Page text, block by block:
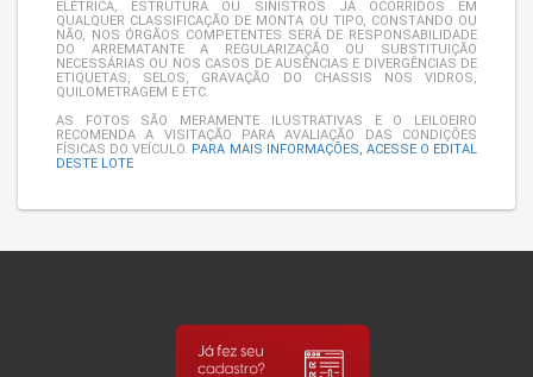
ELÉTRICA, ESTRUTURA OU SINISTROS JÁ OCORRIDOS EM
QUALQUER CLASSIFICAÇÃO DE MONTA OU TIPO, CONSTANDO OU
NÃO, NOS ÓRGÃOS COMPETENTES SERÁ DE RESPONSABILIDADE
DO ARREMATANTE A REGULARIZAÇÃO OU SUBSTITUIÇÃO
NECESSÁRIAS OU NOS CASOS DE AUSÊNCIAS E DIVERGÊNCIAS DE
ETIQUETAS, SELOS, GRAVAÇÃO DO CHASSIS NOS VIDROS,
QUILOMETRAGEM E ETC.
AS FOTOS SÃO MERAMENTE ILUSTRATIVAS E O LEILOEIRO
RECOMENDA A VISITAÇÃO PARA AVALIAÇÃO DAS CONDIÇÕES
FÍSICAS DO VEÍCULO. PARA MAIS INFORMAÇÕES, ACESSE O EDITAL
DESTE LOTE